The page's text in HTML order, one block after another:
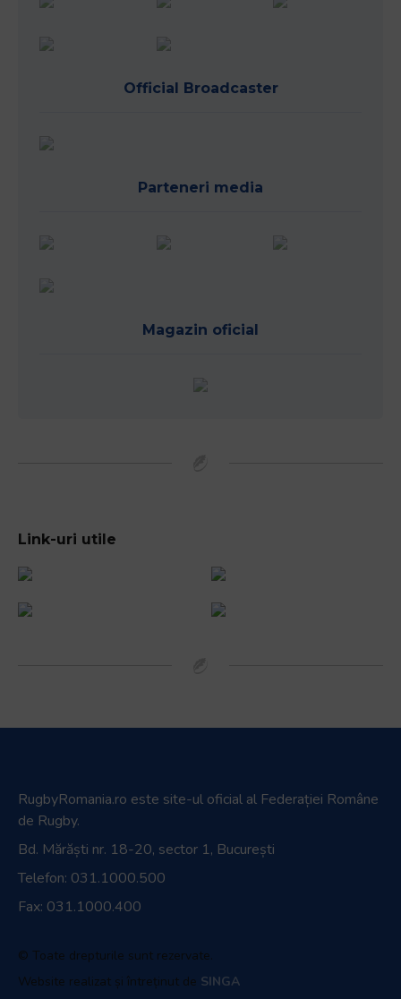
Official Broadcaster
Parteneri media
Magazin oficial
Link-uri utile
RugbyRomania.ro este site-ul oficial al Federației Române
de Rugby.
Bd. Mărăști nr. 18-20, sector 1, București
Telefon: 031.1000.500
Fax: 031.1000.400
© Toate drepturile sunt rezervate.
Website realizat și întreținut de SINGA